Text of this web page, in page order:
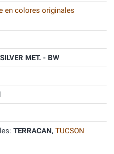
en colores originales
MET. - BW
TERRACAN, TUCSON